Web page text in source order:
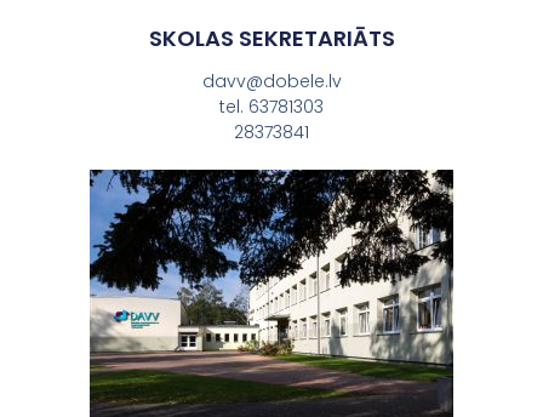
SKOLAS SEKRETARIĀTS
davv@dobele.lv
tel. 63781303
28373841